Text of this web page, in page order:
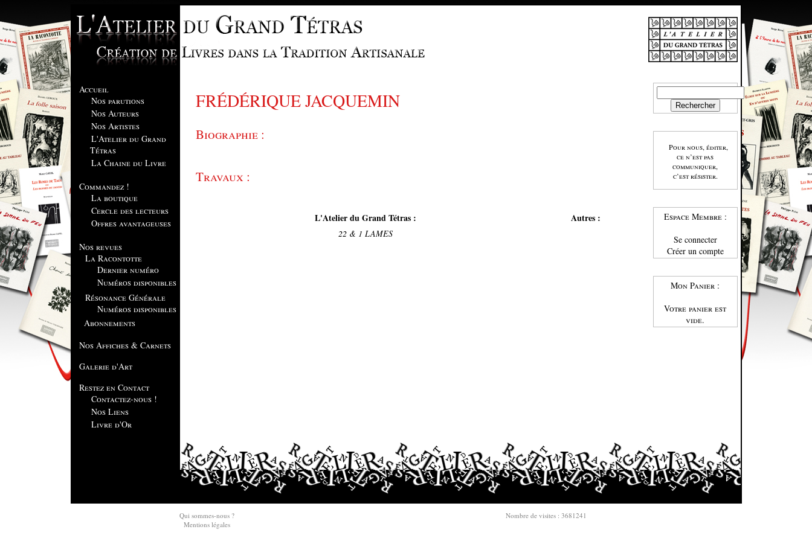
Accueil
Nos parutions
Nos Auteurs
Nos Artistes
L'Atelier du Grand
Tétras
La Chaine du Livre
Commandez !
La boutique
Cercle des lecteurs
Offres avantageuses
Nos revues
La Racontotte
Dernier numéro
Numéros disponibles
Résonance Générale
Numéros disponibles
Abonnements
Nos Affiches & Carnets
Galerie d'Art
Restez en Contact
Contactez-nous !
Nos Liens
Livre d'Or
Pour nous, éditer,
ce n’est pas
communiquer,
c’est résister.
Espace Membre :
Se connecter
Créer un compte
Mon Panier :
Votre panier est
vide.
FRÉDÉRIQUE JACQUEMIN
Biographie :
Travaux :
L'Atelier du Grand Tétras : Autres :
22 & 1 LAMES
Qui sommes-nous ?
Mentions légales
Nombre de visites : 3681241